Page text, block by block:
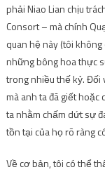
phải Niao Lian chịu
Consort – mà chính
quan hệ này (tôi
những bông hoa thực
trong nhiều thế kỷ. Đối
mà anh ta đã giết
ta nhằm chấm dứt sự
tồn tại của họ rõ ràng
Về cơ bản, tôi có thể